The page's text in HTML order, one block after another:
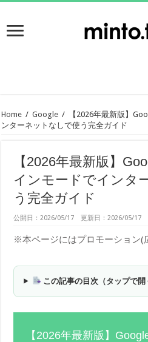
Home / Google /
【2026年最新版】
ンターネットなしで使う完全ガイド
【2026年最新版】
インモードでインタ
う完全ガイド
公開日：2026/05/17 更新日：2026/05/17
※本ページにはプロモーション(
この記事の目次（タップで開
【2026年最新版】